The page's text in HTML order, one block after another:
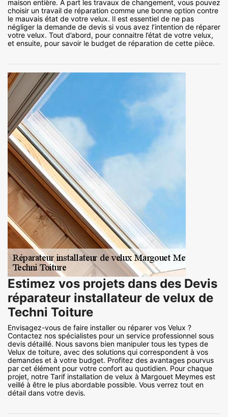
maison entière. A part les travaux de changement, vous pouvez
choisir un travail de réparation comme une bonne option contre
le mauvais état de votre velux. Il est essentiel de ne pas
négliger la demande de devis si vous avez l’intention de réparer
votre velux. Tout d’abord, pour connaitre l’état de votre velux,
et ensuite, pour savoir le budget de réparation de cette pièce.
Estimez vos projets dans des Devis
réparateur installateur de velux de
Techni Toiture
Envisagez-vous de faire installer ou réparer vos Velux ?
Contactez nos spécialistes pour un service professionnel sous
devis détaillé. Nous savons bien manipuler tous les types de
Velux de toiture, avec des solutions qui correspondent à vos
demandes et à votre budget. Profitez des avantages pourvus
par cet élément pour votre confort au quotidien. Pour chaque
projet, notre Tarif installation de velux à Margouet Meymes est
veillé à être le plus abordable possible. Vous verrez tout en
détail dans votre devis.